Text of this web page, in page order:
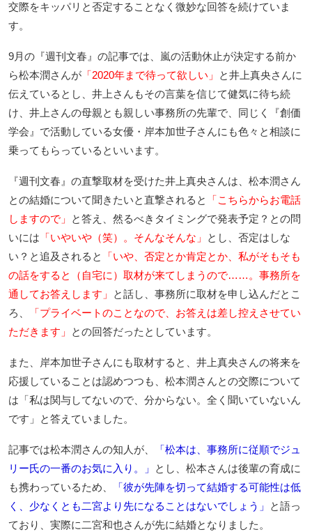
交際をキッパリと否定することなく微妙な回答を続けていま
す。
9月の『週刊文春』の記事では、嵐の活動休止が決定する前か
ら松本潤さんが 「2020年まで待って欲しい」
と井上真央さんに
伝えているとし、井上さんもその言葉を信じて健気に待ち続
け、井上さんの母親とも親しい事務所の先輩で、同じく『創価
学会』で活動している女優・岸本加世子さんにも色々と相談に
乗ってもらっているといいます。
『週刊文春』の直撃取材を受けた井上真央さんは、松本潤さん
との結婚について聞きたいと直撃されると
「こちらからお電話
しますので」
と答え、然るべきタイミングで発表予定？との問
いには 「いやいや（笑）。そんなそんな」
とし、否定はしな
い？と追及されると
「いや、否定とか肯定とか、私がそもそも
の話をすると（自宅に）取材が来てしまうので……。事務所を
通してお答えします」
と話し、事務所に取材を申し込んだとこ
ろ、
「プライベートのことなので、お答えは差し控えさせてい
ただきます」
との回答だったとしています。
また、岸本加世子さんにも取材すると、井上真央さんの将来を
応援していることは認めつつも、松本潤さんとの交際について
は「私は関与してないので、分からない。全く聞いていないん
です」と答えていました。
記事では松本潤さんの知人が、
「松本は、事務所に従順でジュ
リー氏の一番のお気に入り。」
とし、松本さんは後輩の育成に
も携わっているため、
「彼が先陣を切って結婚する可能性は低
く、少なくとも二宮より先になることはないでしょう」
と語っ
ており、実際に二宮和也さんが先に結婚となりました。